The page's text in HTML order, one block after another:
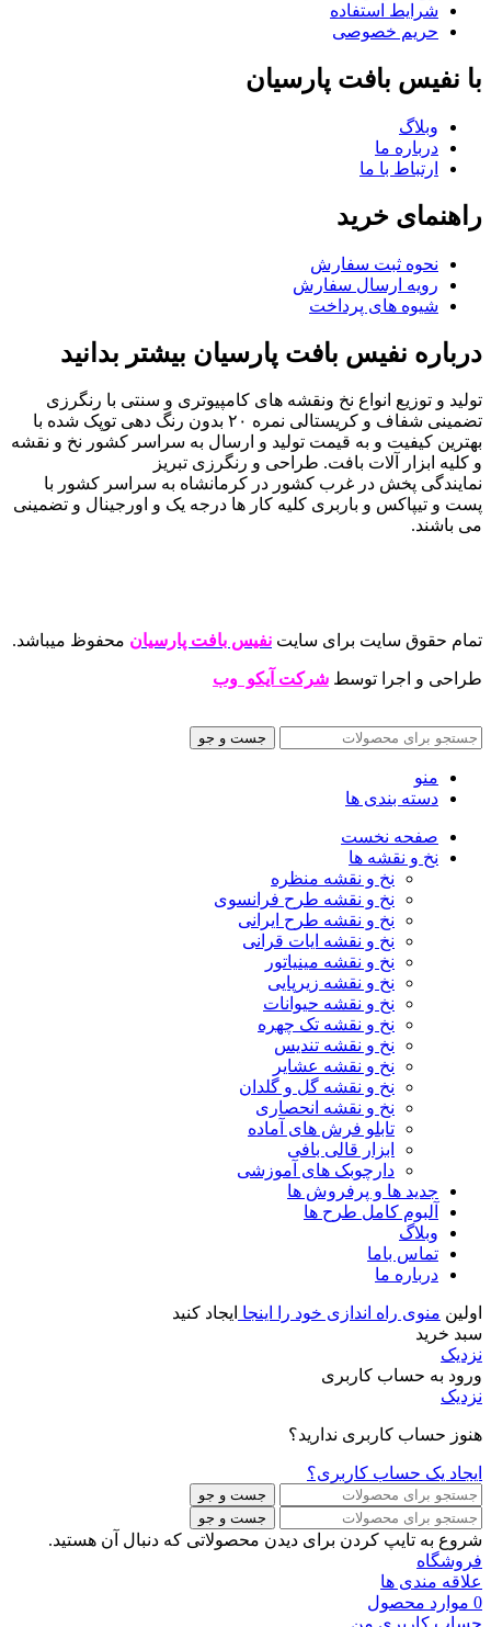
شرایط استفاده
حریم خصوصی
با نفیس بافت پارسیان
وبلاگ
درباره ما
ارتباط با ما
راهنمای خرید
نحوه ثبت سفارش
رویه ارسال سفارش
شیوه های پرداخت
درباره نفیس بافت پارسیان بیشتر بدانید
تولید و توزیع انواع نخ ونقشه های کامپیوتری و سنتی با رنگرزی
تضمینی شفاف و کریستالی نمره ۲۰ بدون رنگ دهی توپک شده با
بهترین کیفیت و به قیمت تولید و ارسال به سراسر کشور نخ و نقشه
و کلیه ابزار آلات بافت. طراحی و رنگرزی تبریز
نمایندگی پخش در غرب کشور در کرمانشاه به سراسر کشور با
پست و تیپاکس و باربری کلیه کار ها درجه یک و اورجینال و تضمینی
می باشند.
تمام حقوق سایت برای سایت نفیس بافت پارسیان محفوظ میباشد.
طراحی و اجرا توسط شرکت آیکو وب
جست و جو
منو
دسته بندی ها
صفحه نخست
نخ و نقشه ها
نخ و نقشه منظره
نخ و نقشه طرح فرانسوی
نخ و نقشه طرح ایرانی
نخ و نقشه ایات قرانی
نخ و نقشه مینیاتور
نخ و نقشه زیرپایی
نخ و نقشه حیوانات
نخ و نقشه تک چهره
نخ و نقشه تندیس
نخ و نقشه عشایر
نخ و نقشه گل و گلدان
نخ و نقشه انحصاری
تابلو فرش های آماده
ابزار قالی بافی
دارچوبک های آموزشی
جدید ها و پرفروش ها
آلبوم کامل طرح ها
وبلاگ
تماس باما
درباره ما
اولین منوی راه اندازی خود را اینجا ایجاد کنید
سبد خرید
نزدیک
ورود به حساب کاربری
نزدیک
هنوز حساب کاربری ندارید؟
ایجاد یک حساب کاربری؟
جست و جو
جست و جو
شروع به تایپ کردن برای دیدن محصولاتی که دنبال آن هستید.
فروشگاه
علاقه مندی ها
0 موارد محصول